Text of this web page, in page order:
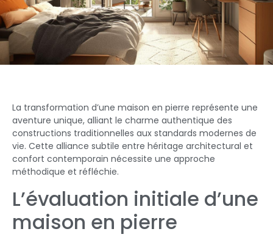
La transformation d’une maison en pierre représente une
aventure unique, alliant le charme authentique des
constructions traditionnelles aux standards modernes de
vie. Cette alliance subtile entre héritage architectural et
confort contemporain nécessite une approche
méthodique et réfléchie.
L’évaluation initiale d’une
maison en pierre